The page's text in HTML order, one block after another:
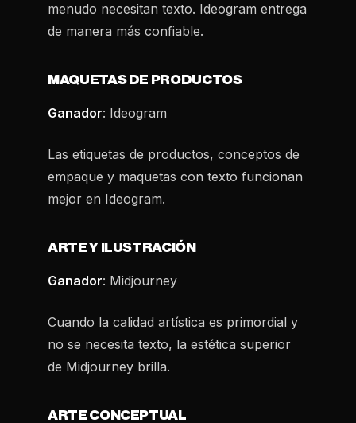
menudo necesitan texto. Ideogram entrega
de manera más confiable.
MAQUETAS DE PRODUCTOS
Ganador: Ideogram
Las etiquetas de productos, conceptos de
empaque y maquetas con texto funcionan
mejor en Ideogram.
ARTE Y ILUSTRACIÓN
Ganador: Midjourney
Cuando la calidad artística es primordial y
no se necesita texto, la estética superior
de Midjourney brilla.
ARTE CONCEPTUAL